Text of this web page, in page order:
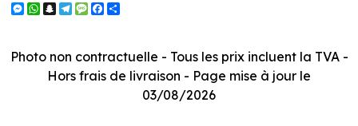
Messenger
WhatsApp
Snapchat
Telegram
Message
Facebook
Photo non contractuelle - Tous les prix incluent la TVA -
Hors frais de livraison - Page mise à jour le
03/08/2026